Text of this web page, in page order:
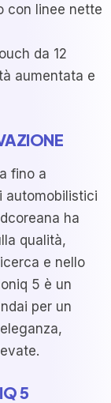
con linee nette
da 12
aumentata e
fino a
automobilistici
ha
qualità,
e nello
5 è un
per un
5